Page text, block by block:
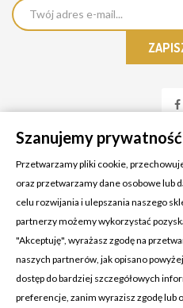
KONTAKT Z NAMI
Adres:
Cosmetic4car
Budzisz 73A
39-200 Dębica
Szanujemy
Przetwarzamy pliki cookie,
oraz przetwarzamy dane osobowe lub
celu rozwijania i ulepszania naszego
partnerzy możemy wykorzystać
"Akceptuję", wyrażasz zgodę na
naszych partnerów, jak opisano
dostęp do bardziej szczegółowych
preferencje, zanim wyrazisz zgodę lub